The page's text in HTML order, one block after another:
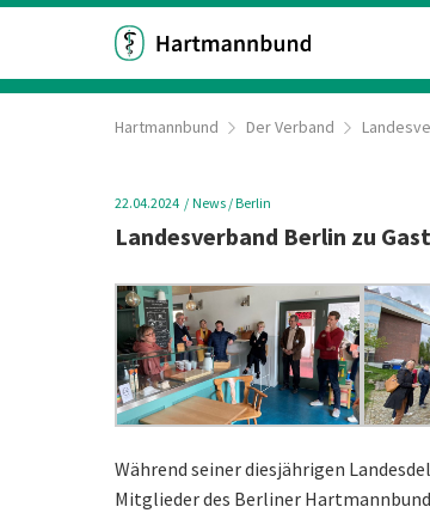
Hartmannbund Der Verband
22.04.2024 News / Berlin
Landesverband Berlin zu
Während seiner diesjährigen
Mitglieder des Berliner